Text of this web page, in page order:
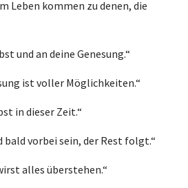
Leben kommen zu denen, die
und an deine Genesung.“
ist voller Möglichkeiten.“
in dieser Zeit.“
bald vorbei sein, der Rest folgt.“
alles überstehen.“